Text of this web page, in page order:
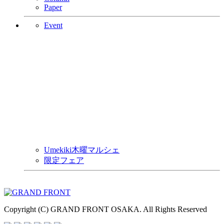
Paper
Event
Umekiki木曜マルシェ
限定フェア
Copyright (C) GRAND FRONT OSAKA. All Rights Reserved